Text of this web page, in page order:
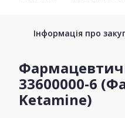
Інформація про
33600000-6
Ketamine)